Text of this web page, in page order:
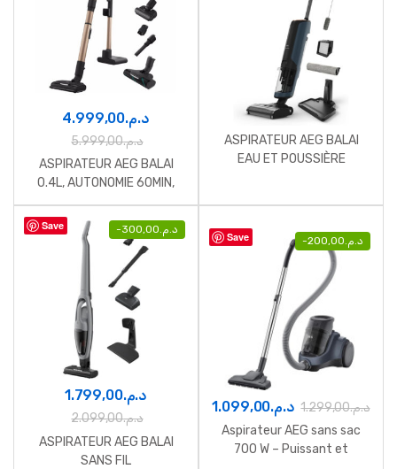
د.م.4.999,00
د.م.5.999,00
ASPIRATEUR AEG BALAI
0.4L, AUTONOMIE 60MIN,
WALNUT BROWN
ASPIRATEUR AEG BALAI
EAU ET POUSSIÈRE
Save - د.م.300,00
د.م.1.799,00
د.م.2.099,00
ASPIRATEUR AEG BALAI
SANS FIL
Save - د.م. 200,00
د.م.1.099,00 د.م.1.299,00
Aspirateur AEG sans sac
700 W – Puissant et